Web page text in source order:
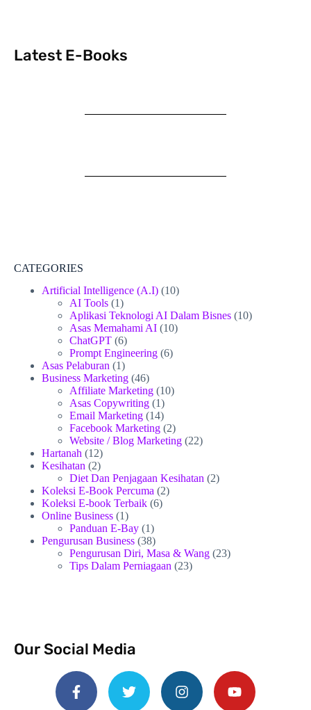
Latest E-Books
CATEGORIES
Artificial Intelligence (A.I) (10)
AI Tools (1)
Aplikasi Teknologi AI Dalam Bisnes (10)
Asas Memahami AI (10)
ChatGPT (6)
Prompt Engineering (6)
Asas Pelaburan (1)
Business Marketing (46)
Affiliate Marketing (10)
Asas Copywriting (1)
Email Marketing (14)
Facebook Marketing (2)
Website / Blog Marketing (22)
Hartanah (12)
Kesihatan (2)
Diet Dan Penjagaan Kesihatan (2)
Koleksi E-Book Percuma (2)
Koleksi E-book Terbaik (6)
Online Business (1)
Panduan E-Bay (1)
Pengurusan Business (38)
Pengurusan Diri, Masa & Wang (23)
Tips Dalam Perniagaan (23)
Our Social Media